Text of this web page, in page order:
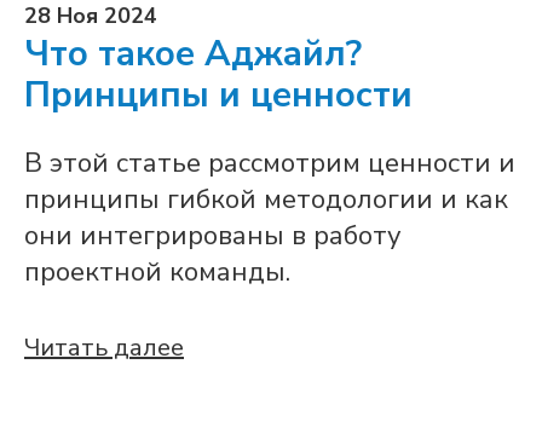
28 Ноя 2024
Что такое Аджайл?
Принципы и ценности
В этой статье рассмотрим ценности и
принципы гибкой методологии и как
они интегрированы в работу
проектной команды.
Читать далее